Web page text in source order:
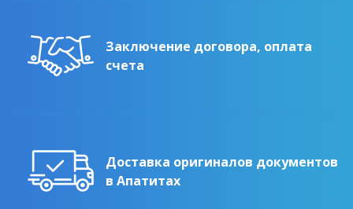
Заключение договора, оплата
счета
Доставка оригиналов документов
в Апатитах